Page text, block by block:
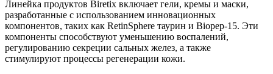
Линейка продуктов Biretix включает гели, кремы и маски,
разработанные с использованием инновационных
компонентов, таких как RetinSphere таурин и Biopep-15. Эти
компоненты способствуют уменьшению воспалений,
регулированию секреции сальных желез, а также
стимулируют процессы регенерации кожи.